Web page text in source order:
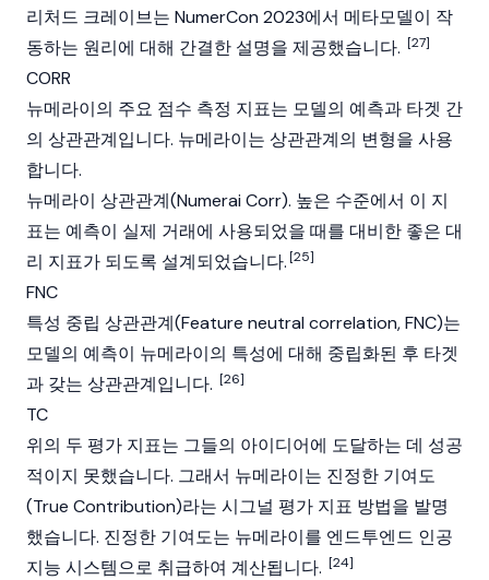
리처드 크레이브는 NumerCon 2023에서 메타모델이 작
동하는 원리에 대해 간결한 설명을 제공했습니다. [27]
CORR
뉴메라이의 주요 점수 측정 지표는 모델의 예측과 타겟 간
의 상관관계입니다. 뉴메라이는 상관관계의 변형을 사용
합니다.
뉴메라이 상관관계(Numerai Corr). 높은 수준에서 이 지
표는 예측이 실제 거래에 사용되었을 때를 대비한 좋은 대
리 지표가 되도록 설계되었습니다.[25]
FNC
특성 중립 상관관계(Feature neutral correlation, FNC)는
모델의 예측이 뉴메라이의 특성에 대해 중립화된 후 타겟
과 갖는 상관관계입니다. [26]
TC
위의 두 평가 지표는 그들의 아이디어에 도달하는 데 성공
적이지 못했습니다. 그래서 뉴메라이는 진정한 기여도
(True Contribution)라는 시그널 평가 지표 방법을 발명
했습니다. 진정한 기여도는 뉴메라이를 엔드투엔드 인공
지능 시스템으로 취급하여 계산됩니다. [24]